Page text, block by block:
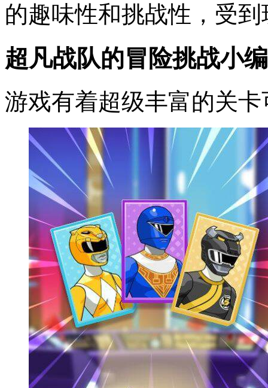
的趣味性和挑战性，受
超凡战队的冒险挑战小
游戏有着超级丰富的关